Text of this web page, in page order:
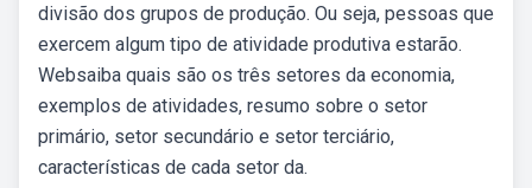
divisão dos grupos de produção. Ou seja, pessoas que
exercem algum tipo de atividade produtiva estarão.
Websaiba quais são os três setores da economia,
exemplos de atividades, resumo sobre o setor
primário, setor secundário e setor terciário,
características de cada setor da.